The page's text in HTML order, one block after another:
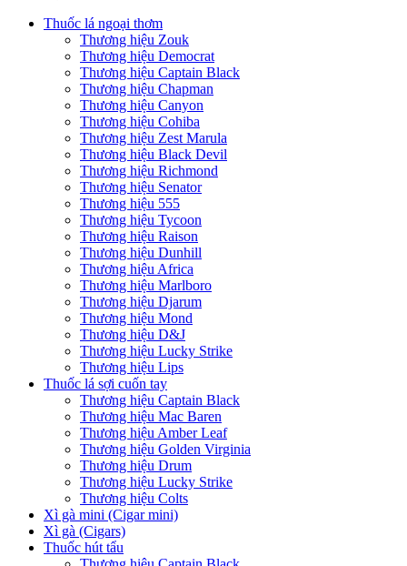
Thuốc lá ngoại thơm
Thương hiệu Zouk
Thương hiệu Democrat
Thương hiệu Captain Black
Thương hiệu Chapman
Thương hiệu Canyon
Thương hiệu Cohiba
Thương hiệu Zest Marula
Thương hiệu Black Devil
Thương hiệu Richmond
Thương hiệu Senator
Thương hiệu 555
Thương hiệu Tycoon
Thương hiệu Raison
Thương hiệu Dunhill
Thương hiệu Africa
Thương hiệu Marlboro
Thương hiệu Djarum
Thương hiệu Mond
Thương hiệu D&J
Thương hiệu Lucky Strike
Thương hiệu Lips
Thuốc lá sợi cuốn tay
Thương hiệu Captain Black
Thương hiệu Mac Baren
Thương hiệu Amber Leaf
Thương hiệu Golden Virginia
Thương hiệu Drum
Thương hiệu Lucky Strike
Thương hiệu Colts
Xì gà mini (Cigar mini)
Xì gà (Cigars)
Thuốc hút tẩu